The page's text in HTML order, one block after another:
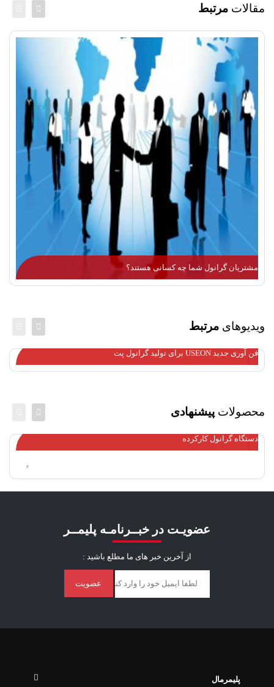
مقالات مرتبط
مشتریان گرانول شما چه کسانی هستند؟
ویدیوهای مرتبط
فن آوری جدید USEON برای تولید گرانول پت
محصولات پیشنهادی
دستگاه گرانول کارکرده
عضویـت در خبــرنامـه پلیمــر
از آخرین خبر ‌های ما مطلع باشید :
عضویت
پلیمرمال